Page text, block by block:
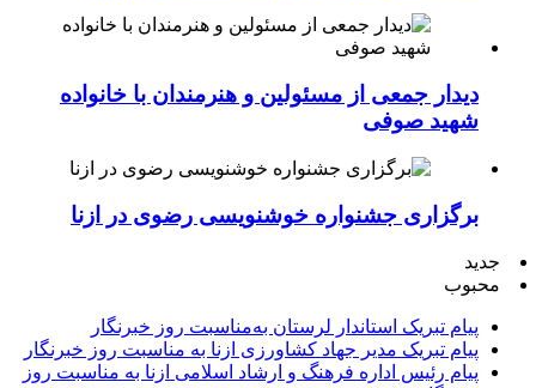
دیدار جمعی از مسئولین و هنرمندان با خانواده
شهید صوفی
برگزاری جشنواره خوشنویسی رضوی در ازنا
جدید
محبوب
پیام تبریک استاندار لرستان به‌مناسبت روز خبرنگار
پیام تبریک مدیر جهاد کشاورزی ازنا به مناسبت روز خبرنگار
پیام رئیس اداره فرهنگ و ارشاد اسلامی ازنا به مناسبت روز